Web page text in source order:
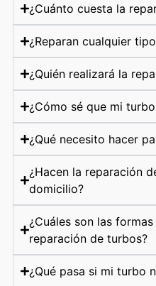
¿Cuánto cuesta la
¿Reparan cualquier
¿Quién realizará la
¿Cómo sé que mi
¿Qué necesito hacer
¿Hacen la reparación
domicilio?
¿Cuáles son las
reparación de turbos?
¿Qué pasa si mi turbo